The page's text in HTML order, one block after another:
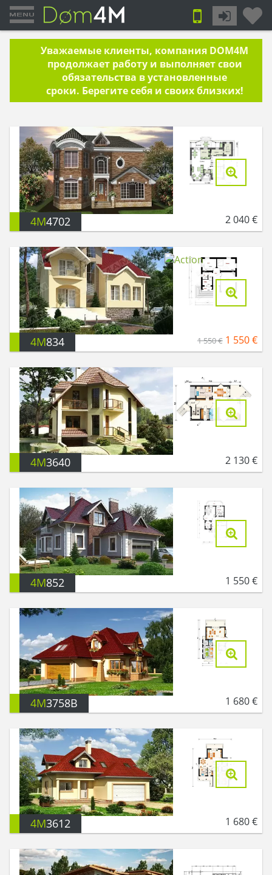
Уважаемые клиенты, компания DOM4M
продолжает работу и выполняет свои
обязательства в установленные
сроки. Берегите себя и своих близких!
4M4702 2 040€
4M834 1 550€ 1 550€
4M3640 2 130€
4M852 1 550€
4M3758B 1 680€
4M3612 1 680€